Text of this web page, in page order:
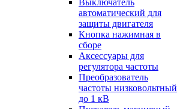
Выключатель
автоматический для
защиты двигателя
Кнопка нажимная в
сборе
Аксессуары для
регулятора частоты
Преобразователь
частоты низковольтный
до 1 кВ